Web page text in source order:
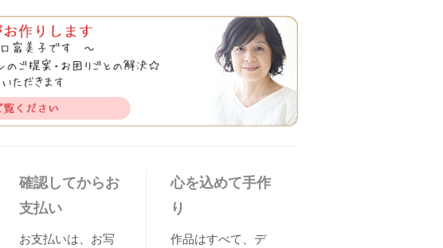
確認してからお
支払い
お支払いは、お写
心を込めて手作
り
作品はすべて、デ